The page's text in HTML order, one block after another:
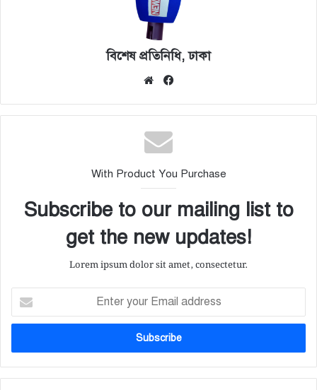
বিশেষ প্রতিনিধি, ঢাকা
We
te
bo
With Product You Purchase
Subscribe to our mailing list to
get the new updates!
Lorem ipsum dolor sit amet, consectetur.
t
r
y